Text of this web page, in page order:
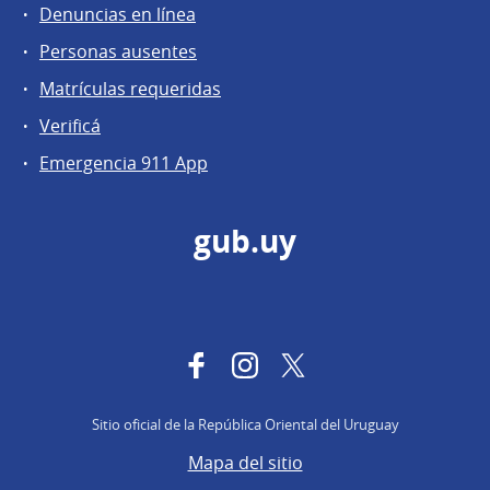
Denuncias en línea
Personas ausentes
Matrículas requeridas
Verificá
Emergencia 911 App
gub.uy
FacebookInstagram
Sitio oficial de la República Oriental del Uruguay
Mapa del sitio